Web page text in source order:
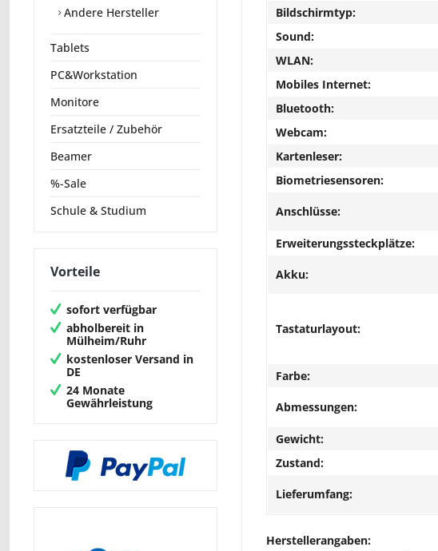
Andere Hersteller
Tablets
PC&Workstation
Monitore
Ersatzteile / Zubehör
Beamer
%-Sale
Schule & Studium
Vorteile
sofort verfügbar
abholbereit in
Mülheim/Ruhr
kostenloser Versand in
DE
24 Monate
Gewährleistung
Bildschirmtyp:
Sound:
WLAN:
Mobiles Internet:
Bluetooth:
Webcam:
Kartenleser:
Biometriesensoren:
Anschlüsse:
Erweiterungssteckplätze:
Akku:
Tastaturlayout:
Farbe:
Abmessungen:
Gewicht:
Zustand:
Lieferumfang:
Herstellerangaben: